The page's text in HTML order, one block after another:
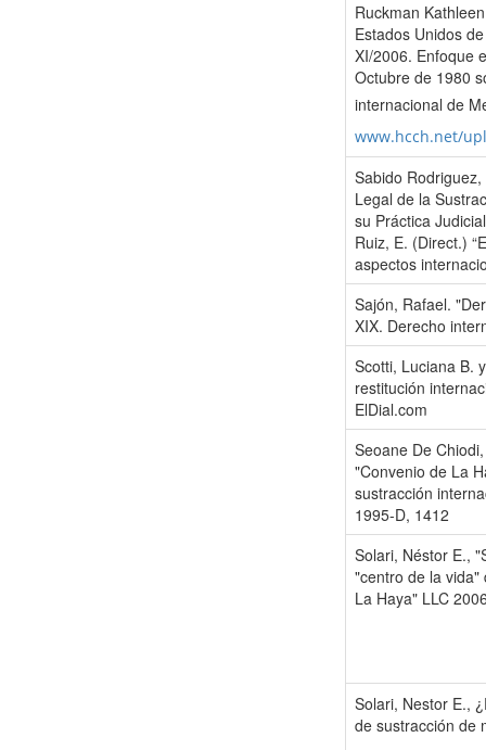
Ruckman
Estados Unidos
XI/2006. Enfoque
Octubre de 1980
internacional de
www.hcch.net/
Sabido
Legal de la
su Práctica
Ruiz, E. (Direct.)
aspectos
Sajón, Rafael.
XIX. Derecho
Scotti, Luciana B.
restitución
ElDial.com
Seoane De
"Convenio de La
sustracción
1995-D, 1412
Solari, Néstor E.,
"centro de la vida"
La Haya" LLC
Solari, Nestor E.,
de sustracción de